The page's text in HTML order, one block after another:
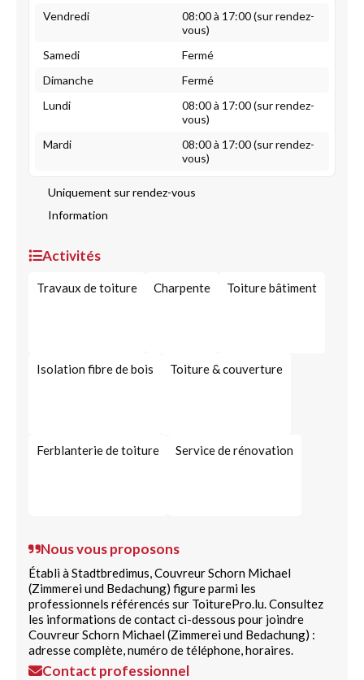
Vendredi
08:00 à 17:00 (sur rendez-
vous)
Samedi
Fermé
Dimanche
Fermé
Lundi
08:00 à 17:00 (sur rendez-
vous)
Mardi
08:00 à 17:00 (sur rendez-
vous)
Uniquement sur rendez-vous
Information
Activités
Travaux de toiture Charpente Toiture bâtiment
Isolation fibre de bois Toiture & couverture
Ferblanterie de toiture Service de rénovation
Nous vous proposons
Établi à Stadtbredimus, Couvreur Schorn Michael
(Zimmerei und Bedachung) figure parmi les
professionnels référencés sur ToiturePro.lu. Consultez
les informations de contact ci-dessous pour joindre
Couvreur Schorn Michael (Zimmerei und Bedachung) :
adresse complète, numéro de téléphone, horaires.
Contact professionnel